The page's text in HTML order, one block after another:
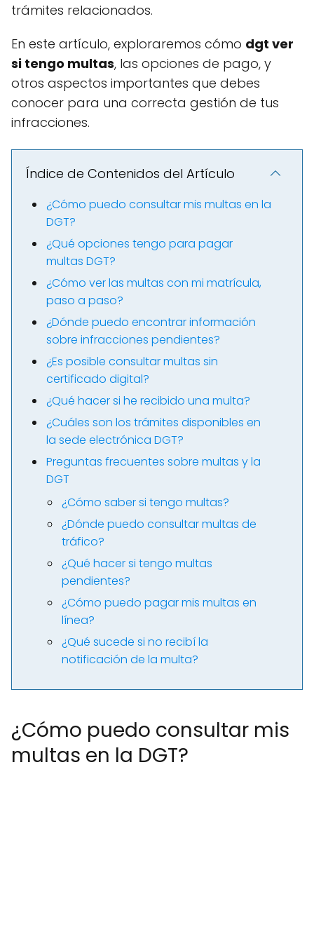
trámites relacionados.
En este artículo, exploraremos cómo dgt ver
si tengo multas, las opciones de pago, y
otros aspectos importantes que debes
conocer para una correcta gestión de tus
infracciones.
Índice de Contenidos del Artículo
¿Cómo puedo consultar mis multas en la
DGT?
¿Qué opciones tengo para pagar
multas DGT?
¿Cómo ver las multas con mi matrícula,
paso a paso?
¿Dónde puedo encontrar información
sobre infracciones pendientes?
¿Es posible consultar multas sin
certificado digital?
¿Qué hacer si he recibido una multa?
¿Cuáles son los trámites disponibles en
la sede electrónica DGT?
Preguntas frecuentes sobre multas y la
DGT
¿Cómo saber si tengo multas?
¿Dónde puedo consultar multas de
tráfico?
¿Qué hacer si tengo multas
pendientes?
¿Cómo puedo pagar mis multas en
línea?
¿Qué sucede si no recibí la
notificación de la multa?
¿Cómo puedo consultar mis
multas en la DGT?